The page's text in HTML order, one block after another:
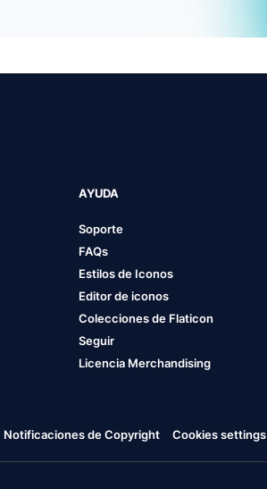
AYUDA
Soporte
FAQs
Estilos de Iconos
Editor de iconos
Colecciones de Flaticon
Seguir
Licencia Merchandising
Notificaciones de Copyright Cookies settings